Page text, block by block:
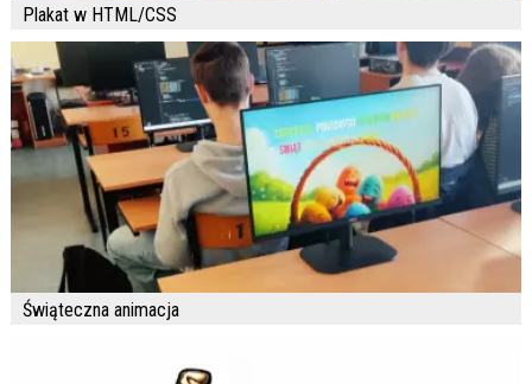
Plakat w HTML/CSS
Świąteczna animacja